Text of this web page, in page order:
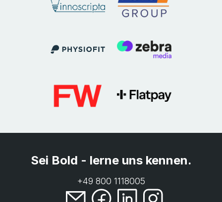
Sei Bold - lerne uns kennen.
+49 800 1118005